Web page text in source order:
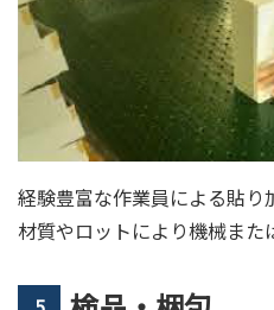
経験豊富な作業員による貼り
材質やロットにより機械また